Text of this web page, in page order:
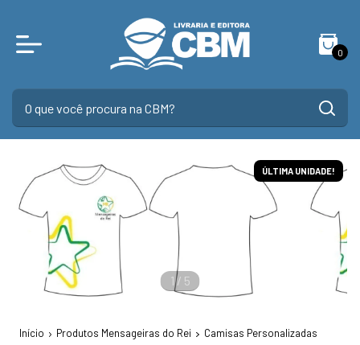
0
ÚLTIMA UNIDADE!
1/ 5
Início Produtos Mensageiras do Rei Camisas Personalizadas